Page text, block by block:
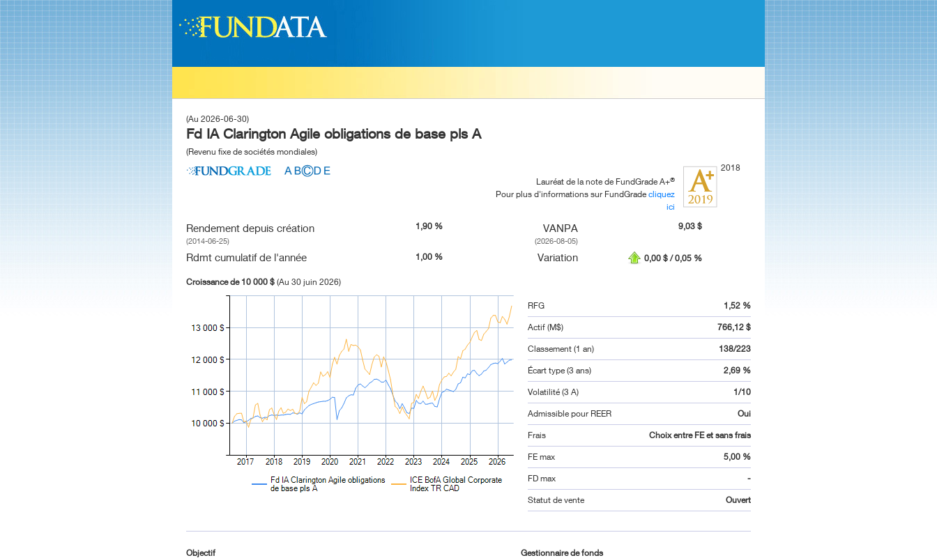
(Au 2026-06-30)
Fd IA Clarington Agile obligations de base pls A
(Revenu fixe de sociétés mondiales)
Lauréat de la note de FundGrade A+®
Pour plus d'informations sur FundGrade cliquez
ici
2018
Rendement depuis création
(2014-06-25)
1,90 %
Rdmt cumulatif de l'année 1,00 %
VANPA
(2026-08-05)
9,03 $
Variation 0,00 $ / 0,05 %
Croissance de 10 000 $ (Au 30 juin 2026)
RFG 1,52 %
Actif (M$) 766,12 $
Classement (1 an) 138/223
Écart type (3 ans) 2,69 %
Volatilité (3 A) 1/10
Admissible pour REER Oui
Frais Choix entre FE et sans frais
FE max 5,00 %
FD max -
Statut de vente Ouvert
Objectif
Gestionnaire de fonds